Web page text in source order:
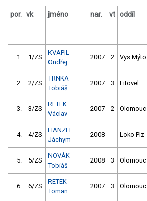
por. vk jméno nar. vt oddíl
1. 1/ZS
KVAPIL
Ondřej
2007 2 Vys.Mýto
2. 2/ZS
TRNKA
Tobiáš
2007 3 Litovel
3. 3/ZS
RETEK
Václav
2007 2 Olomouc
4. 4/ZS
HANZEL
Jáchym
2008 Loko Plz
5. 5/ZS
NOVÁK
Tobiáš
2008 3 Olomouc
6. 6/ZS
RETEK
Toman
2007 3 Olomouc